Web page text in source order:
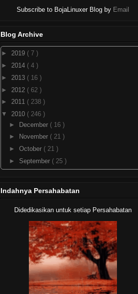
Subscribe to BojaLinuxer Blog by Email
Blog Archive
► 2019 ( 7 )
► 2014 ( 4 )
► 2013 ( 16 )
► 2012 ( 62 )
► 2011 ( 238 )
▼ 2010 ( 246 )
► December ( 16 )
►
November ( 21 )
► October ( 21 )
► September ( 25 )
Rilis KDE 4.5 RC 3 - Sepekan Menuju
Cara Memasang Tag Cloud - WP
Cumulus - Blogumulus ...
Cara Memasang Recent Posts
(Artikel Terkini) Pada ...
Cara Mudah Mereset Password
Ubuntu 10.04 - Lupa Pa...
Cara Menginstall "chntpw" Untuk
Mereset Password W...
Indahnya Persahabatan
Didedikasikan untuk setiap Persahabatan